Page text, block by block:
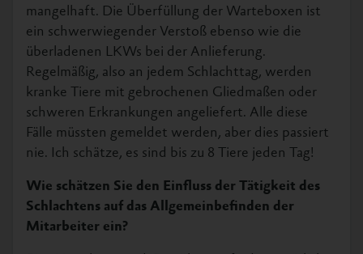
mangelhaft. Die Überfüllung der Warteboxen ist
ein schwerwiegender Verstoß ebenso wie die
überladenen LKWs bei der Anlieferung.
Regelmäßig, also an jedem Schlachttag, werden
kranke Tiere mit gebrochenen Gliedmaßen oder
schweren Erkrankungen angeliefert. Alle diese
Fälle müssten gemeldet werden, aber dies passiert
nie. Ich schätze, es sind bis zu 8 Tiere jeden Tag!
Wie schätzen Sie den Einfluss der Tätigkeit des
Schlachtens auf das Allgemeinbefinden der
Mitarbeiter ein?